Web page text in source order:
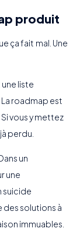
produit
ça fait mal. Une
liste
roadmap est
vous y mettez
perdu.
un
une
suicide
solutions à
immuables.